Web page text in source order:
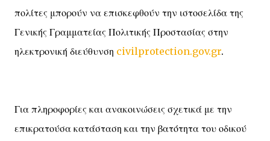
πολίτες μπορούν να επισκεφθούν την ιστοσελίδα της
Γενικής Γραμματείας Πολιτικής Προστασίας στην
ηλεκτρονική διεύθυνση civilprotection.gov.gr.
Για πληροφορίες και ανακοινώσεις σχετικά με την
επικρατούσα κατάσταση και την βατότητα του οδικού